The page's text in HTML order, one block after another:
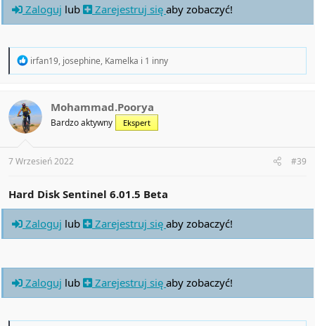
Zaloguj lub Zarejestruj się aby zobaczyć!
R
t
i
o
s
:
irfan19, josephine, Kamelka i 1 inny
Mohammad.Poorya
Bardzo aktywny Ekspert
7 Wrzesień 2022 #39
Hard Disk Sentinel 6.01.5 Beta
Zaloguj lub Zarejestruj się aby zobaczyć!
Zaloguj lub Zarejestruj się aby zobaczyć!